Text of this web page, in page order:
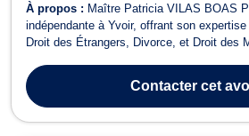
À propos : Maître Patricia VILAS BOAS
indépendante à Yvoir, offrant son
Droit des Étrangers, Divorce, et Droit des
clients dans les démarches liées aux
demandes de séjour, notamment le...
Contactercet